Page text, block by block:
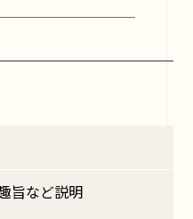
旨など説明